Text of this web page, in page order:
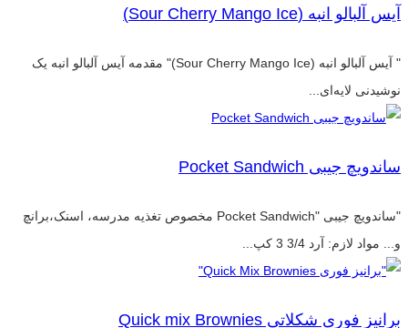
آیس آلبالو انبه (Sour Cherry Mango Ice)
" آیس آلبالو انبه (Sour Cherry Mango Ice)" مقدمه آیس آلبالو انبه یک
نوشیدنی لایه‌ای...
ساندویچ جیبی Pocket Sandwich
"ساندویچ جیبی "Pocket Sandwich مخصوص تغذیه مدرسه، اسنک،برانچ
و... مواد لازم: آرد 3/4 3 کپ...
برانیز فوری شکلاتی Quick mix Brownies